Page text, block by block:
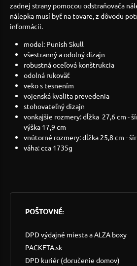
zadnej strany pomocou odstraňovača
nálepka musí byť na tovare, z dôvodu
informácii.
model: Punish Skull
všestranný a odolný dizajn
robustná oceľová konštrukcia
odolná rukoväť
veko s tesnením
vojenská kvalita prevedenia
stohovateľný dizajn
vonkajšie rozmery: dĺžka 27,6 cm -
výška 17,9 cm
vnútorné rozmery: dĺžka 25,8 cm -
váha: cca 1735g
POŠTOVNÉ:
DPD výdajné miesta a ALZA boxy
PACKETA.sk
DPD kuriér (doručenie domov)